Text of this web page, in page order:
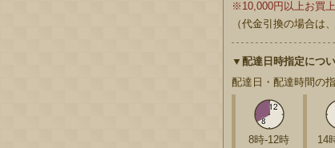
※10,000円以上お買
（代金引換の場合は
▼配達日時指定につ
配達日・配達時間の
8時-12時 14